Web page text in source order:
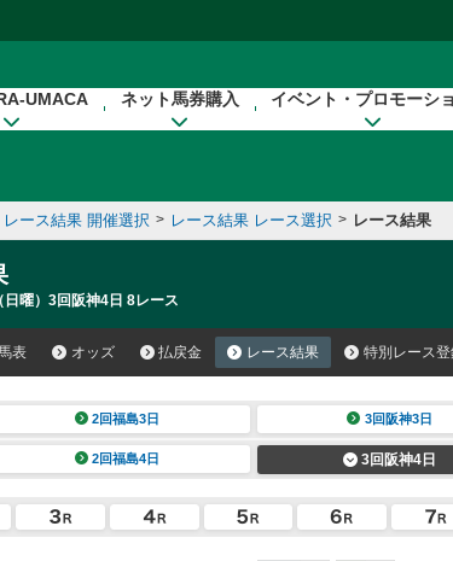
UMACA ネット馬券購入 イベント・プロモーシ
レース結果 開催選択 > レース結果 レース選択 > レース結果
曜）3回阪神4日 8レース
表 オッズ 払戻金 レース結果 特別レース
2回福島3日 3回阪神3日
2回福島4日 3回阪神4日